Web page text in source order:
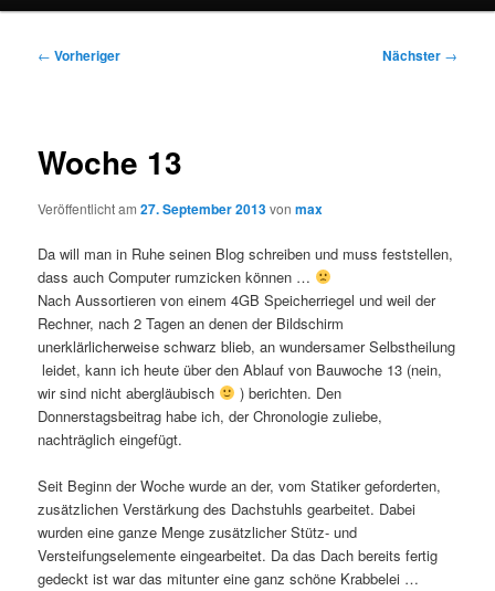
Beitragsnavigation
← Vorheriger Nächster →
Woche 13
Veröffentlicht am27. September 2013vonmax
Da will man in Ruhe seinen Blog schreiben und muss feststellen,
dass auch Computer rumzicken können …
Nach Aussortieren von einem 4GB Speicherriegel und weil der
Rechner, nach 2 Tagen an denen der Bildschirm
unerklärlicherweise schwarz blieb, an wundersamer Selbstheilung
leidet, kann ich heute über den Ablauf von Bauwoche 13 (nein,
wir sind nicht abergläubisch
) berichten. Den
Donnerstagsbeitrag habe ich, der Chronologie zuliebe,
nachträglich eingefügt.
Seit Beginn der Woche wurde an der, vom Statiker geforderten,
zusätzlichen Verstärkung des Dachstuhls gearbeitet. Dabei
wurden eine ganze Menge zusätzlicher Stütz- und
Versteifungselemente eingearbeitet. Da das Dach bereits fertig
gedeckt ist war das mitunter eine ganz schöne Krabbelei …